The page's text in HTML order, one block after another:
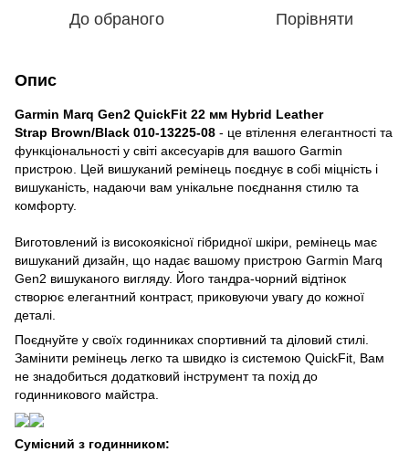
До обраного Порівняти
Опис
Garmin Marq Gen2 QuickFit 22 мм Hybrid Leather
Strap Brown/Black 010-13225-08 - це втілення елегантності та
функціональності у світі аксесуарів для вашого Garmin
пристрою. Цей вишуканий ремінець поєднує в собі міцність і
вишуканість, надаючи вам унікальне поєднання стилю та
комфорту.
Виготовлений із високоякісної гібридної шкіри, ремінець має
вишуканий дизайн, що надає вашому пристрою Garmin Marq
Gen2 вишуканого вигляду. Його тандра-чорний відтінок
створює елегантний контраст, приковуючи увагу до кожної
деталі.
Поєднуйте у своїх годинниках спортивний та діловий стилі.
Замінити ремінець легко та швидко із системою QuickFit, Вам
не знадобиться додатковий інструмент та похід до
годинникового майстра.
Сумісний з годинником: